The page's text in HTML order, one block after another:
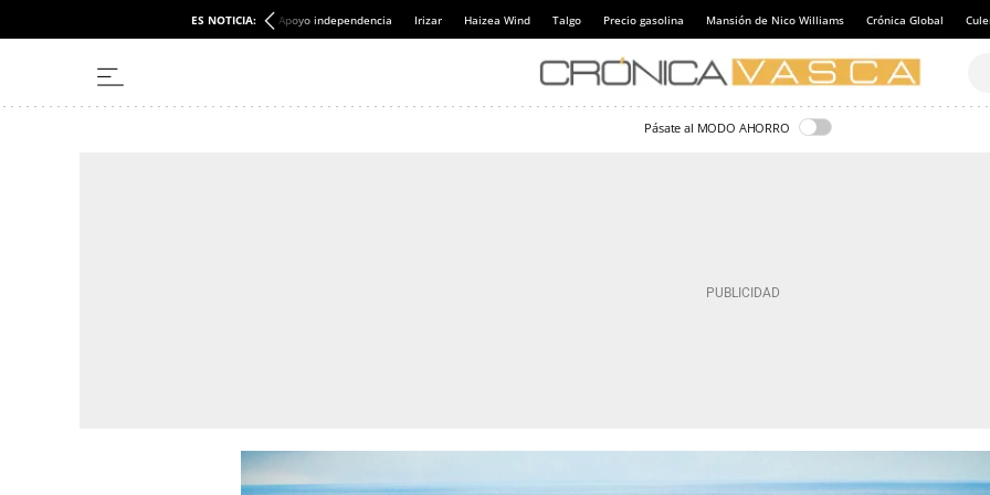
ES NOTICIA: Apoyo independencia Irizar Haizea Wind Talgo Precio gasolina Mansión de Nico Williams Crónica Global
Pásate al MODO AHORRO